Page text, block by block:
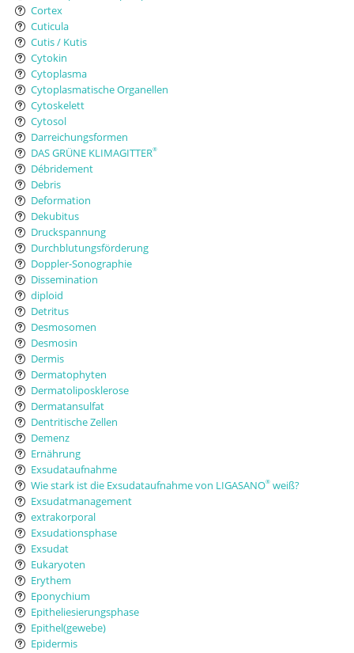
Cortex
Cuticula
Cutis / Kutis
Cytokin
Cytoplasma
Cytoplasmatische Organellen
Cytoskelett
Cytosol
Darreichungsformen
DAS GRÜNE KLIMAGITTER®
Débridement
Debris
Deformation
Dekubitus
Druckspannung
Durchblutungsförderung
Doppler-Sonographie
Dissemination
diploid
Detritus
Desmosomen
Desmosin
Dermis
Dermatophyten
Dermatoliposklerose
Dermatansulfat
Dentritische Zellen
Demenz
Ernährung
Exsudataufnahme
Wie stark ist die Exsudataufnahme von LIGASANO®weiß?
Exsudatmanagement
extrakorporal
Exsudationsphase
Exsudat
Eukaryoten
Erythem
Eponychium
Epitheliesierungsphase
Epithel(gewebe)
Epidermis